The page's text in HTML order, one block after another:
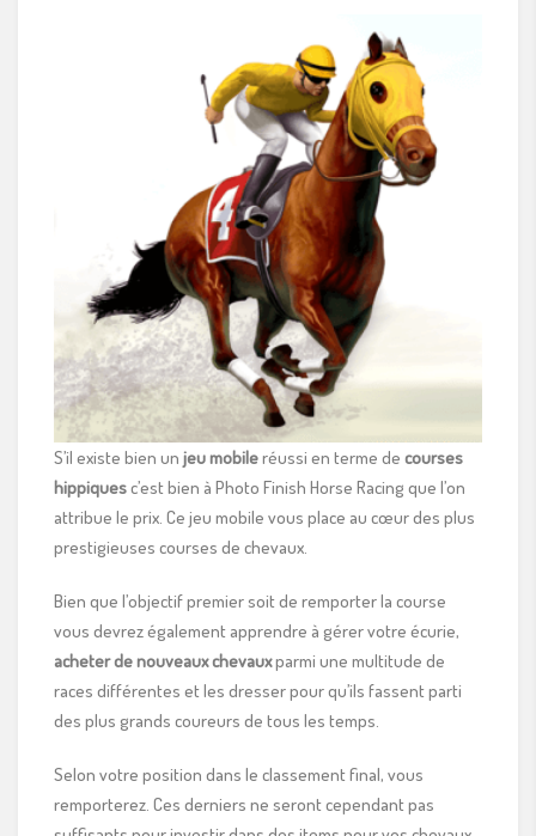
S’il existe bien un jeu mobileréussi en terme de courses
hippiquesc’est bien à Photo Finish Horse Racing que l’on
attribue le prix. Ce jeu mobile vous place au cœur des plus
prestigieuses courses de chevaux.
Bien que l’objectif premier soit de remporter la course
vous devrez également apprendre à gérer votre écurie,
acheter de nouveaux chevauxparmi une multitude de
races différentes et les dresser pour qu’ils fassent parti
des plus grands coureurs de tous les temps.
Selon votre position dans le classement final, vous
remporterez. Ces derniers ne seront cependant pas